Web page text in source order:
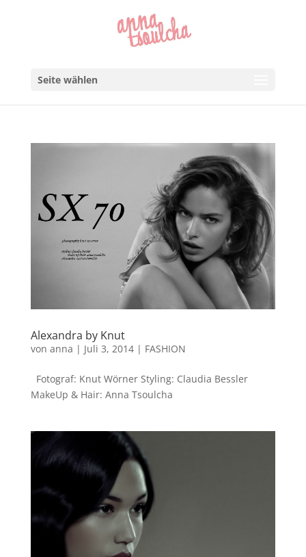
Seite wählen
Alexandra by Knut
von anna | Juli 3, 2014| FASHION
Fotograf: Knut Wörner Styling: Claudia Bessler
MakeUp & Hair: Anna Tsoulcha